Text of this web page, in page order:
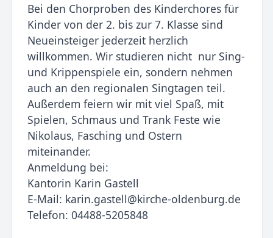
Bei den Chorproben des Kinderchores für
Kinder von der 2. bis zur 7. Klasse sind
Neueinsteiger jederzeit herzlich
willkommen. Wir studieren nicht nur Sing-
und Krippenspiele ein, sondern nehmen
auch an den regionalen Singtagen teil.
Außerdem feiern wir mit viel Spaß, mit
Spielen, Schmaus und Trank Feste wie
Nikolaus, Fasching und Ostern
miteinander.
Anmeldung bei:
Kantorin Karin Gastell
E-Mail: karin.gastell@kirche-oldenburg.de
Telefon: 04488-5205848